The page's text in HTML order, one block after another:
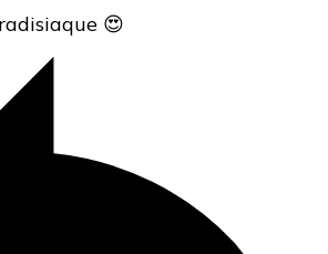
😍